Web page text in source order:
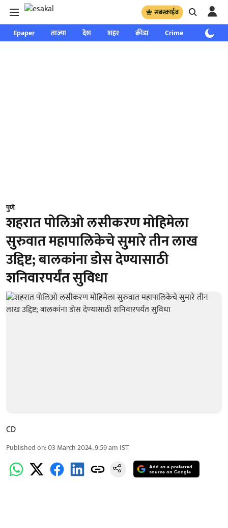
सबस्क्राईब
Epaper ताज्या देश शहर क्रीडा Crime साप्ताहिक
पुणे
शहरात पोलिओ लसीकरण मोहिमेला
सुरुवात महापालिकेचे सुमारे तीन लाख
उद्दिष्ट; बालकांना डोस देण्यासाठी
शनिवारपर्यंत सुविधा
CD
Published on:03 March 2024, 9:59 am IST
Add as a preferred
source on Google